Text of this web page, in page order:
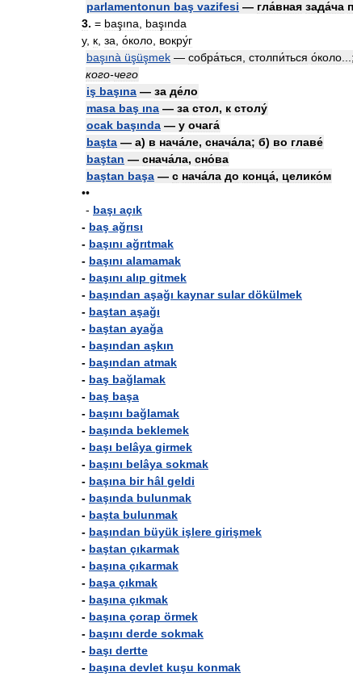
parlamentonun baş vazifesi — гла́вная зада́ча
3. = başına
başında
у, к за о́коло вокру́г
başınà üşüşmek — собра́ться столпи́ться о́коло ...;
кого-чего
iş başına — за де́ло
masa baş ına — за стол, к столу́
ocak başında — у очага́
başta — а) в нача́ле, снача́ла; б) во главе́
baştan — снача́ла, сно́ва
baştan başa — с нача́ла до конца́, целико́м
••
- başı açık
- baş ağrısı
- başını ağrıtmak
- başını alamamak
- başını alıp gitmek
- başından aşağı kaynar sular dökülmek
- baştan aşağı
- baştan ayağa
- başından aşkın
- başından atmak
- baş bağlamak
- baş başa
- başını bağlamak
- başında beklemek
- başı belâya girmek
- başını belâya sokmak
- başına bir hâl geldi
- başında bulunmak
- başta bulunmak
- başından büyük işlere girişmek
- baştan çıkarmak
- başına çıkarmak
- başa çıkmak
- başına çıkmak
- başına çorap örmek
- başını derde sokmak
- başı dertte
- başına devlet kuşu konmak